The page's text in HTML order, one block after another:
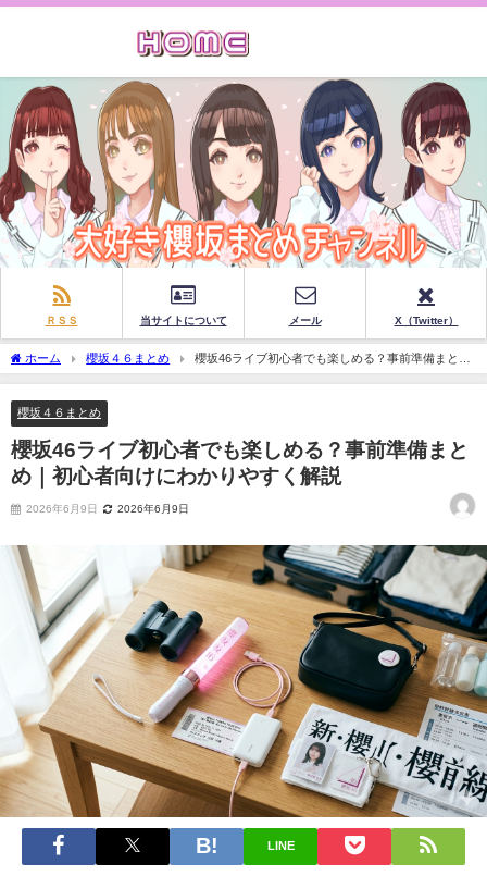
ＲＳＳ 当サイトについて メール X（Twitter）
ホーム 櫻坂４６まとめ
櫻坂46ライブ初心者でも楽しめる？事前準備まとめ
｜初心者向けにわかりやすく解説
櫻坂４６まとめ
櫻坂46ライブ初心者でも楽しめる？事前準備まと
め｜初心者向けにわかりやすく解説
2026年6月9日 2026年6月9日
LINE